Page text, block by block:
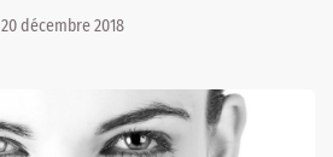
20 décembre 2018